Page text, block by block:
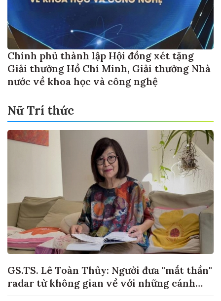
Chính phủ thành lập Hội đồng xét tặng
Giải thưởng Hồ Chí Minh, Giải thưởng Nhà
nước về khoa học và công nghệ
Nữ Trí thức
GS.TS. Lê Toàn Thủy: Người đưa "mắt thần"
radar từ không gian về với những cánh